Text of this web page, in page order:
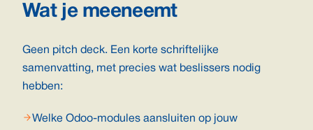
Wat je meeneemt
Geen pitch deck. Een korte schriftelijke
samenvatting, met precies wat beslissers nodig
hebben:
Welke Odoo-modules aansluiten op jouw